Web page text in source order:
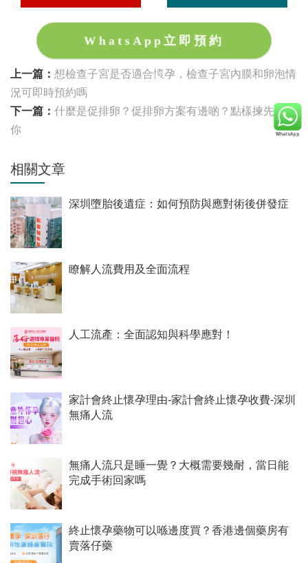
WhatsApp立即預約
上一篇： 想檢查子宮是否適合懷孕，檢查子宮內膜和卵泡情
況可即時預約嗎
下一篇： 什麼是促排卵？促排卵方案有邊啲？點樣揀先適合
你
相關文章
深圳墮胎後遺症：如何預防與應對術後併發症
瞭解人流費用及全面流程
人工流產：全面認知與科學應對！
家計會終止懷孕理由-家計會終止懷孕收費-深圳
無痛人流
無痛人流只是睡一覺？大概需要幾耐，當日能
完成手術回家嗎
終止懷孕藥物可以喺邊度買？香港邊個藥房有
賣落仔藥